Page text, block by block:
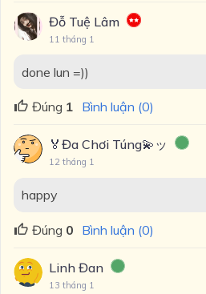
Đỗ Tuệ Lâm
11 tháng 1
done lun =))
Đúng 1 Bình luận (0)
🏅Đa Chơi Túng💫ッ
12 tháng 1
happy
Đúng 0 Bình luận (0)
Linh Đan
13 tháng 1